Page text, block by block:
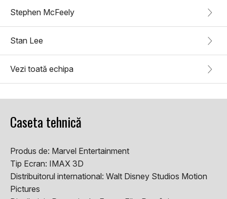
Stephen McFeely
Stan Lee
Vezi toată echipa
Caseta tehnică
Produs de: Marvel Entertainment
Tip Ecran: IMAX 3D
Distribuitorul international: Walt Disney Studios Motion
Pictures